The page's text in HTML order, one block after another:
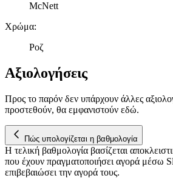
McNett
Χρώμα:
Ροζ
Αξιολογήσεις
Προς το παρόν δεν υπάρχουν άλλες
προστεθούν, θα εμφανιστούν εδώ.
Πώς υπολογίζεται η βαθμολογία
Η τελική βαθμολογία βασίζεται
που έχουν πραγματοποιήσει αγορά μέσω
επιβεβαιώσει την αγορά τους.